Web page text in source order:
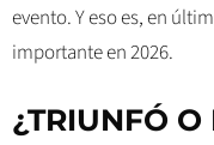
evento. Y eso es, en
importante en 2026.
¿TRIUNFÓ O